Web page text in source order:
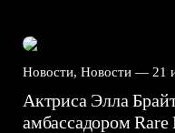
Новости, Новости — 21
Актриса Элла
амбассадором Rare